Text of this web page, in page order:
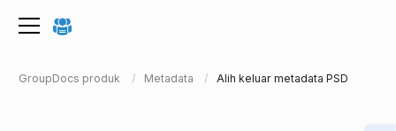
GroupDocs produk Metadata Alih keluar metadata PSD